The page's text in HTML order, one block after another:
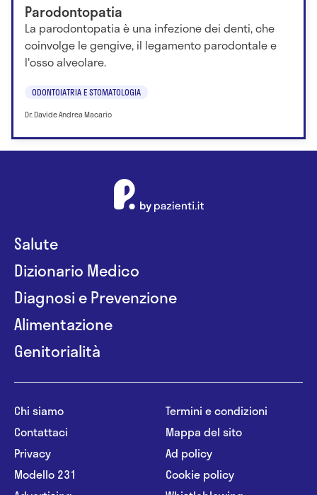
Parodontopatia
La parodontopatia è una infezione dei denti, che
coinvolge le gengive, il legamento parodontale e
l'osso alveolare.
ODONTOIATRIA E STOMATOLOGIA
Dr. Davide Andrea Macario
Salute
Dizionario Medico
Diagnosi e Prevenzione
Alimentazione
Genitorialità
Chi siamo
Contattaci
Privacy
Modello 231
Termini e condizioni
Mappa del sito
Ad policy
Cookie policy